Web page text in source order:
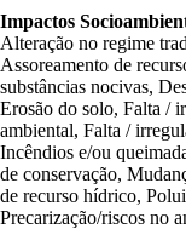
Impactos
Alteração no regime
Assoreamento de
substâncias nocivas,
Erosão do solo, Falta /
ambiental, Falta /
Incêndios e/ou
de conservação,
de recurso hídrico,
Precarização/riscos no